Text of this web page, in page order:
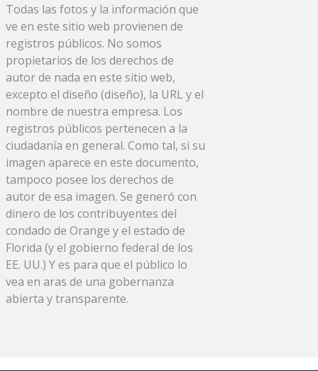
Todas las fotos y la información que
ve en este sitio web provienen de
registros públicos. No somos
propietarios de los derechos de
autor de nada en este sitio web,
excepto el diseño (diseño), la URL y el
nombre de nuestra empresa. Los
registros públicos pertenecen a la
ciudadanía en general. Como tal, si su
imagen aparece en este documento,
tampoco posee los derechos de
autor de esa imagen. Se generó con
dinero de los contribuyentes del
condado de Orange y el estado de
Florida (y el gobierno federal de los
EE. UU.) Y es para que el público lo
vea en aras de una gobernanza
abierta y transparente.